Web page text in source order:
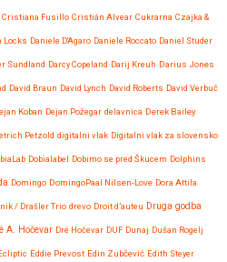
Cristiana Fusillo Cristián Alvear Cukrarna Czajka &
Locks Daniele D'Agaro Daniele Roccato Daniel Studer
Sundland Darcy Copeland Darij Kreuh Darius Jones
David Braun David Lynch David Roberts David Verbuč
Koban Dejan Požegar delavnica Derek Bailey
Petzold digitalni vlak Digitalni vlak za slovensko
Dobialabel Dobimo se pred Škucem Dolphins
Domingo DomingoPaal Nilsen-Love Dora Attila
/ Drašler Trio drevo Droit d’auteu Druga godba
A. Hočevar Dré Hočevar DUF Dunaj Dušan Rogelj
Eddie Prevost Edin Zubčević Edith Steyer